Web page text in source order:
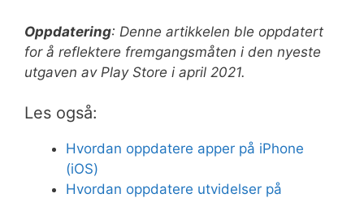
Oppdatering: Denne artikkelen ble oppdatert
for å reflektere fremgangsmåten i den nyeste
utgaven av Play Store i april 2021.
Les også:
Hvordan oppdatere apper på iPhone
(iOS)
Hvordan oppdatere utvidelser på